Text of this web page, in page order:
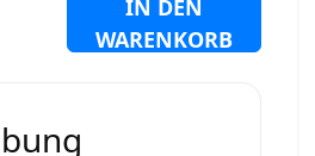
IN DEN
WARENKORB